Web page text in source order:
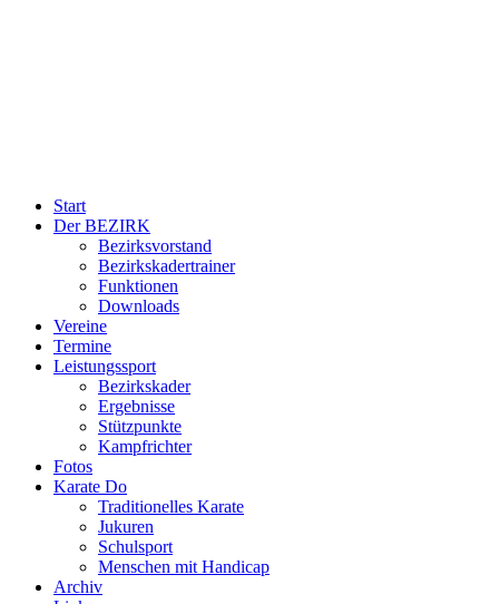
Start
Der BEZIRK
Bezirksvorstand
Bezirkskadertrainer
Funktionen
Downloads
Vereine
Termine
Leistungssport
Bezirkskader
Ergebnisse
Stützpunkte
Kampfrichter
Fotos
Karate Do
Traditionelles Karate
Jukuren
Schulsport
Menschen mit Handicap
Archiv